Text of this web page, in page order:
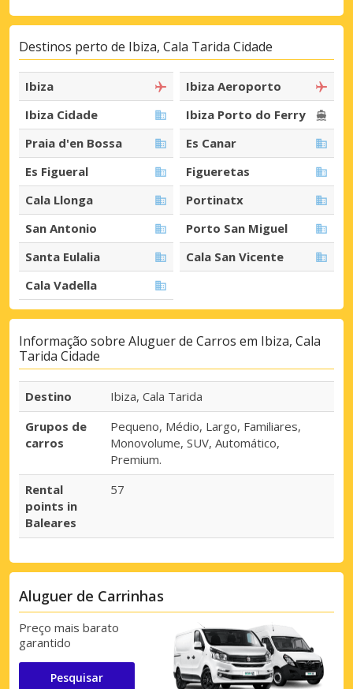
Destinos perto de Ibiza, Cala Tarida Cidade
Ibiza
Ibiza Aeroporto
Ibiza Cidade
Ibiza Porto do Ferry
Praia d'en Bossa
Es Canar
Es Figueral
Figueretas
Cala Llonga
Portinatx
San Antonio
Porto San Miguel
Santa Eulalia
Cala San Vicente
Cala Vadella
Informação sobre Aluguer de Carros em Ibiza, Cala
Tarida Cidade
Destino
Ibiza, Cala Tarida
Grupos de
carros
Pequeno, Médio, Largo, Familiares,
Monovolume, SUV, Automático,
Premium.
Rental
points in
Baleares
57
Aluguer de Carrinhas
Preço mais barato
garantido
Pesquisar